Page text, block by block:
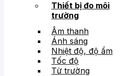
Thiết bị đo môi
trường
Âm thanh
Ánh sáng
Nhiệt độ, độ ẩm
Tốc độ
Từ trường